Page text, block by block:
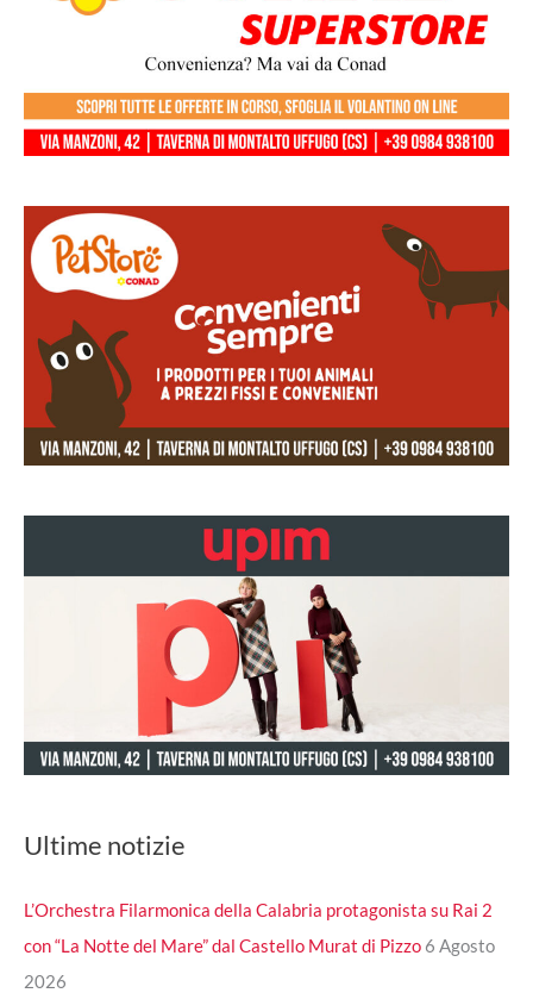
Ultime notizie
L’Orchestra Filarmonica della Calabria protagonista su Rai 2
con “La Notte del Mare” dal Castello Murat di Pizzo 6 Agosto
2026